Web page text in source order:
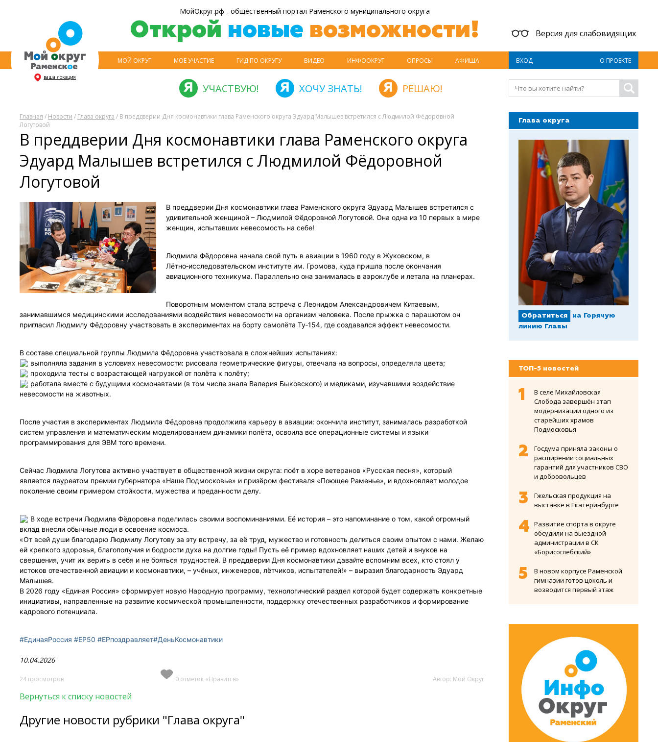
ваша локация
МойОкруг.рф - общественный портал Раменского муниципального округа
Открой новые возможности! Версия для слабовидящих
МОЙ ОКРУГ МОЁ УЧАСТИЕ ГИД ПО ОКРУГУ ВИДЕО ИНФООКРУГ ОПРОСЫ АФИША ВХОД О ПРОЕКТЕ
УЧАСТВУЮ! ХОЧУ ЗНАТЬ! РЕШАЮ!
Главная / Новости / Глава округа / В преддверии Дня космонавтики глава Раменского округа Эдуард Малышев встретился с Людмилой Фёдоровной
Логутовой
В преддверии Дня космонавтики глава Раменского округа
Эдуард Малышев встретился с Людмилой Фёдоровной
Логутовой
В преддверии Дня космонавтики глава Раменского округа Эдуард Малышев встретился с
удивительной женщиной – Людмилой Фёдоровной Логутовой. Она одна из 10 первых в мире
женщин, испытавших невесомость на себе!
Людмила Фёдоровна начала свой путь в авиации в 1960 году в Жуковском, в
Лётно‑исследовательском институте им. Громова, куда пришла после окончания
авиационного техникума. Параллельно она занималась в аэроклубе и летала на планерах.
Поворотным моментом стала встреча с Леонидом Александровичем Китаевым,
занимавшимся медицинскими исследованиями воздействия невесомости на организм человека. После прыжка с парашютом он
пригласил Людмилу Фёдоровну участвовать в экспериментах на борту самолёта Ту‑154, где создавался эффект невесомости.
В составе специальной группы Людмила Фёдоровна участвовала в сложнейших испытаниях:
выполняла задания в условиях невесомости: рисовала геометрические фигуры, отвечала на вопросы, определяла цвета;
проходила тесты с возрастающей нагрузкой от полёта к полёту;
работала вместе с будущими космонавтами (в том числе знала Валерия Быковского) и медиками, изучавшими воздействие
невесомости на животных.
После участия в экспериментах Людмила Фёдоровна продолжила карьеру в авиации: окончила институт, занималась разработкой
систем управления и математическим моделированием динамики полёта, освоила все операционные системы и языки
программирования для ЭВМ того времени.
Сейчас Людмила Логутова активно участвует в общественной жизни округа: поёт в хоре ветеранов «Русская песня», который
является лауреатом премии губернатора «Наше Подмосковье» и призёром фестиваля «Поющее Раменье», и вдохновляет молодое
поколение своим примером стойкости, мужества и преданности делу.
В ходе встречи Людмила Фёдоровна поделилась своими воспоминаниями. Её история – это напоминание о том, какой огромный
вклад внесли обычные люди в освоение космоса.
«От всей души благодарю Людмилу Логутову за эту встречу, за её труд, мужество и готовность делиться своим опытом с нами. Желаю
ей крепкого здоровья, благополучия и бодрости духа на долгие годы! Пусть её пример вдохновляет наших детей и внуков на
свершения, учит их верить в себя и не бояться трудностей. В преддверии Дня космонавтики давайте вспомним всех, кто стоял у
истоков отечественной авиации и космонавтики, – учёных, инженеров, лётчиков, испытателей!» – выразил благодарность Эдуард
Малышев.
В 2026 году «Единая Россия» сформирует новую Народную программу, технологический раздел которой будет содержать конкретные
инициативы, направленные на развитие космической промышленности, поддержку отечественных разработчиков и формирование
кадрового потенциала.
#ЕдинаяРоссия #ЕР50 #ЕРпоздравляет#ДеньКосмонавтики
10.04.2026
24 просмотров 0 отметок «Нравится» Автор: Мой Округ
Вернуться к списку новостей
Другие новости рубрики "Глава округа"
Глава округа
Обратиться
на Горячую
линию Главы
ТОП-5 новостей
В селе Михайловская
Слобода завершён этап
модернизации одного из
старейших храмов
Подмосковья
Госдума приняла законы о
расширении социальных
гарантий для участников СВО
и добровольцев
Гжельская продукция на
выставке в Екатеринбурге
Развитие спорта в округе
обсудили на выездной
администрации в СК
«Борисоглебский»
В новом корпусе Раменской
гимназии готов цоколь и
возводится первый этаж